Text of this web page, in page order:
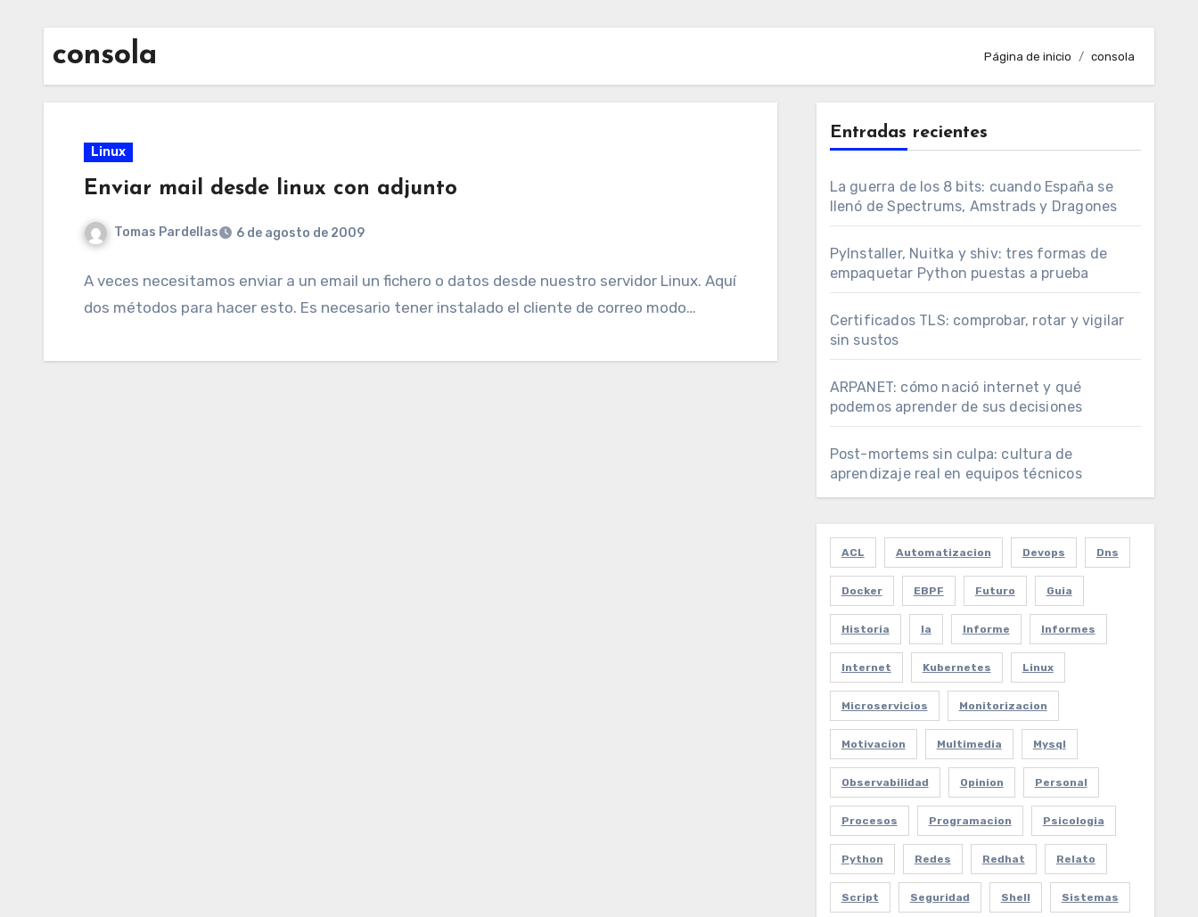
consola Página de inicio consola
Linux
Enviar mail desde linux con adjunto
Tomas Pardellas 6 de agosto de 2009
A veces necesitamos enviar a un email un fichero o datos desde nuestro servidor Linux. Aquí
dos métodos para hacer esto. Es necesario tener instalado el cliente de correo modo…
Entradas recientes
La guerra de los 8 bits: cuando España se
llenó de Spectrums, Amstrads y Dragones
PyInstaller, Nuitka y shiv: tres formas de
empaquetar Python puestas a prueba
Certificados TLS: comprobar, rotar y vigilar
sin sustos
ARPANET: cómo nació internet y qué
podemos aprender de sus decisiones
Post-mortems sin culpa: cultura de
aprendizaje real en equipos técnicos
ACL Automatizacion Devops Dns
Docker EBPF Futuro Guia
Historia Ia Informe Informes
Internet Kubernetes Linux
Microservicios Monitorizacion
Motivacion Multimedia Mysql
Observabilidad Opinion Personal
Procesos Programacion Psicologia
Python Redes Redhat Relato
Script Seguridad Shell Sistemas